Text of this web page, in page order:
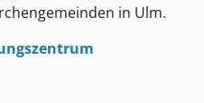
in Ulm.